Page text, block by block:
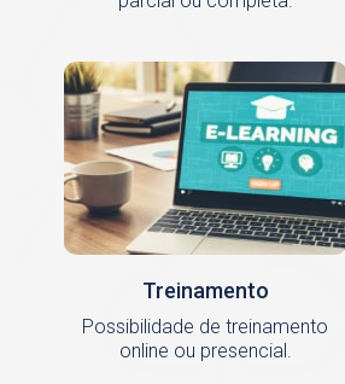
Treinamento
Possibilidade de treinamento
online ou presencial.